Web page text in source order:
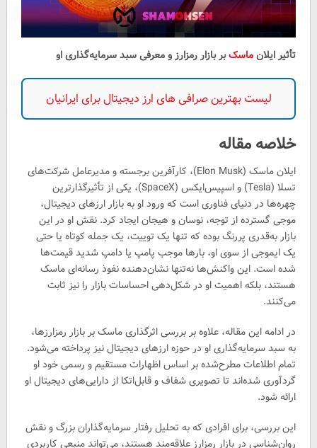
تأثیر ایلانماسکبر بازار رمزارز و معرفی سبد سرمایه‌گذاری او
لیست بهترین صرافی های ارز دیجیتال برای ایرانیان
خلاصه مقاله
ایلان ماسک (Elon Musk)، کارآفرین برجسته و مدیرعامل شرکت‌های
تسلا (Tesla) و اسپیس‌ایکس (SpaceX)، یکی از تأثیرگذارترین
چهره‌ها در دنیای فناوری است که ورود او به بازار ارزهای دیجیتال،
موجی گسترده از توجه، نوسان و هیجان ایجاد کرد. نقش او در این
بازار به‌قدری پررنگ بوده که تنها یک توییت، یک جمله کوتاه یا حتی
یک ایموجی از سوی او، بارها موجب پامپ یا دامپ شدید قیمت‌ها
شده است. این واکنش‌ها نه‌تنها نشان‌دهنده نفوذ رسانه‌ای ماسک
هستند، بلکه اهمیت او در شکل‌دهی احساسات بازار را نیز ثابت
می‌کنند.
در ادامه این مقاله، علاوه‌ بر بررسی اثرگذاری ماسک بر بازار رمزارزها،
به سبد سرمایه‌گذاری او در حوزه ارزهای دیجیتال نیز پرداخته می‌شود.
تمام اطلاعات مطرح‌شده بر اساس اظهارات مستقیم و رسمی خود او
گردآوری شده‌اند تا تصویری شفاف و قابل‌اتکا از دارایی‌های دیجیتال او
ارائه شود.
این بررسی، برای افرادی که به تحلیل رفتار سرمایه‌گذاران بزرگ و نقش
روان‌شناسی در بازار رمزارز علاقه‌مند هستند، می‌تواند منبعی کاربردی